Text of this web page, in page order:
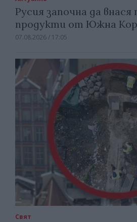
Русия започна да
продукти от Южна
07.08.2026 / 17:05
Свят